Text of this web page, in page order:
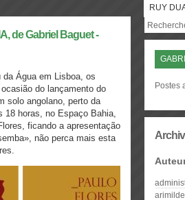
RUY
de Gabriel Baguet -
Água em Lisboa, os
do lançamento do
solo angolano, perto da
18 horas, no Espaço Bahia,
ficando a apresentação
não perca mais esta
Postes